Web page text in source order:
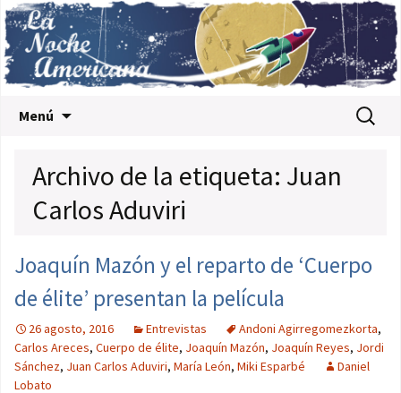
Menú Buscar:
Archivo de la etiqueta: Juan
Carlos Aduviri
Joaquín Mazón y el reparto de ‘Cuerpo
de élite’ presentan la película
26 agosto, 2016 Entrevistas Andoni Agirregomezkorta,
Carlos Areces, Cuerpo de élite, Joaquín Mazón, Joaquín Reyes, Jordi
Sánchez, Juan Carlos Aduviri, María León, Miki Esparbé
Daniel
Lobato